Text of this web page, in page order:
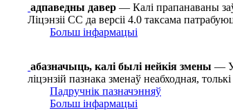
адпаведны давер — Калі прапанаваны
Ліцэнзіі СС да версіі 4.0 таксама
Больш інфармацыі
абазначыць, калі былі нейкія змены — У
ліцэнзій пазнака зменаў неабходная,
Падручнік пазначэнняў
Больш інфармацыі